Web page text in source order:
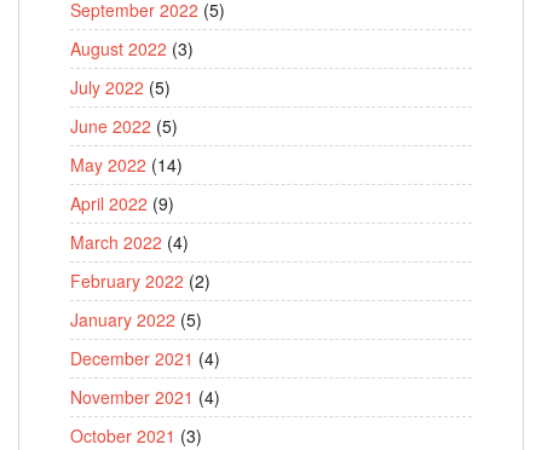
September 2022 (5)
August 2022 (3)
July 2022 (5)
June 2022 (5)
May 2022 (14)
April 2022 (9)
March 2022 (4)
February 2022 (2)
January 2022 (5)
December 2021 (4)
November 2021 (4)
October 2021 (3)